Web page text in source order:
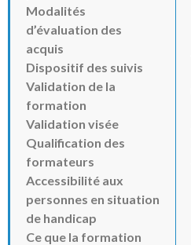
Modalités
d’évaluation des
acquis
Dispositif des suivis
Validation de la
formation
Validation visée
Qualification des
formateurs
Accessibilité aux
personnes en situation
de handicap
Ce que la formation